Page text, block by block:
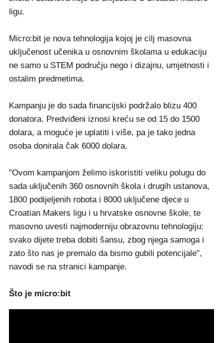
ligu.
Micro:bit je nova tehnologija kojoj je cilj masovna
uključenost učenika u osnovnim školama u edukaciju
ne samo u STEM području nego i dizajnu, umjetnosti i
ostalim predmetima.
Kampanju je do sada financijski podržalo blizu 400
donatora. Predviđeni iznosi kreću se od 15 do 1500
dolara, a moguće je uplatiti i više, pa je tako jedna
osoba donirala čak 6000 dolara.
"Ovom kampanjom želimo iskoristiti veliku polugu do
sada uključenih 360 osnovnih škola i drugih ustanova,
1800 podijeljenih robota i 8000 uključene djece u
Croatian Makers ligu i u hrvatske osnovne škole, te
masovno uvesti najmoderniju obrazovnu tehnologiju:
svako dijete treba dobiti šansu, zbog njega samoga i
zato što nas je premalo da bismo gubili potencijale",
navodi se na stranici kampanje.
Što je micro:bit